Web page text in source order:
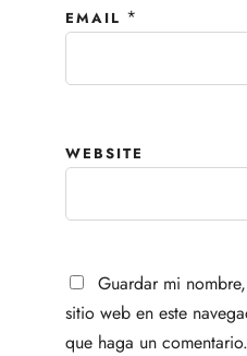
EMAIL *
WEBSITE
Guardar mi
sitio web en este
que haga un comentario.